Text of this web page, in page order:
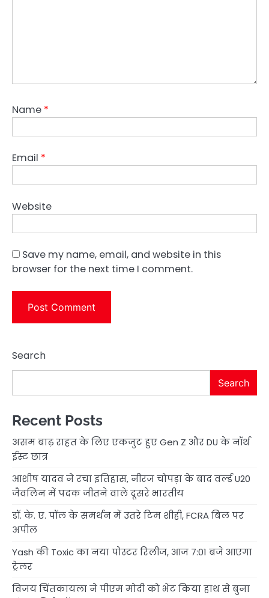
Name *
Email *
Website
Save my name, email, and website in this
browser for the next time I comment.
Search
Search
Recent Posts
असम बाढ़ राहत के लिए एकजुट हुए Gen Z और DU के नॉर्थ
ईस्ट छात्र
आशीष यादव ने रचा इतिहास, नीरज चोपड़ा के बाद वर्ल्ड U20
जैवलिन में पदक जीतने वाले दूसरे भारतीय
डॉ. के. ए. पॉल के समर्थन में उतरे टिम शीही, FCRA बिल पर
अपील
Yash की Toxic का नया पोस्टर रिलीज, आज 7:01 बजे आएगा
ट्रेलर
विजय चिंतकायला ने पीएम मोदी को भेंट किया हाथ से बुना